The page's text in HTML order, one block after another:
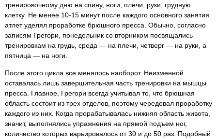
тренировочному дню на спину, ноги, плечи, руки, грудную
клетку. Не менее 10-15 минут после каждого основного занятия
атлет уделял проработке брюшного пресса. Обычно, согласно
записям Грегори, понедельник со вторником посвящались
тренировкам на грудь, среда — на плечи, четверг — на руки, а
пятница — на ноги.
После этого цикла все менялось наоборот. Неизменной
оставалась лишь завершительная часть тренировки на мышцы
пресса. Главное, Грегори всегда учитывал то, что брюшная
область состоит из трех отделов, поэтому чередовал проработку
каждого из них. Когда прорабатывалась нижняя область живота,
значит, выполнялись упражнения на прямой подъем ног,
количество которых варьировалось от 30 и до 50 раз. Подобный